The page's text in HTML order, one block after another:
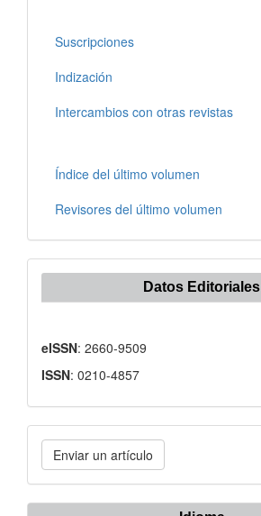
Suscripciones
Indización
Intercambios con otras revistas
Índice del último volumen
Revisores del último volumen
Datos Editoriales
eISSN: 2660-9509
ISSN: 0210-4857
Enviar
un
artículo
Enviar un artículo